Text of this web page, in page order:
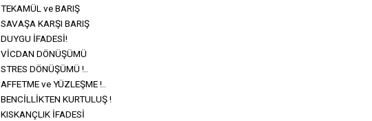
TEKAMÜL ve BARIŞ
SAVAŞA KARŞI BARIŞ
DUYGU İFADESİ!
VİCDAN DÖNÜŞÜMÜ
STRES DÖNÜŞÜMÜ !..
AFFETME ve YÜZLEŞME !..
BENCİLLİKTEN KURTULUŞ !
KISKANÇLIK İFADESİ